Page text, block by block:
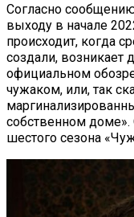
Согласно
выходу в начале
происходит, когда
создали, возникает
официальном
чужаком, или, так
собственном
шестого сезона